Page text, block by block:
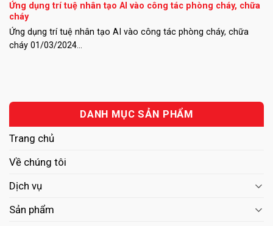
Ứng dụng trí tuệ nhân tạo AI vào công tác phòng cháy, chữa
cháy
Ứng dụng trí tuệ nhân tạo AI vào công tác phòng cháy, chữa
cháy 01/03/2024...
DANH MỤC SẢN PHẨM
Trang chủ
Về chúng tôi
Dịch vụ
Sản phẩm